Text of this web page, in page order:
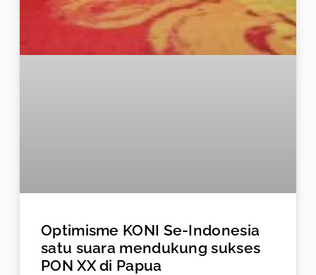
Optimisme KONI Se-Indonesia
satu suara mendukung sukses
PON XX di Papua